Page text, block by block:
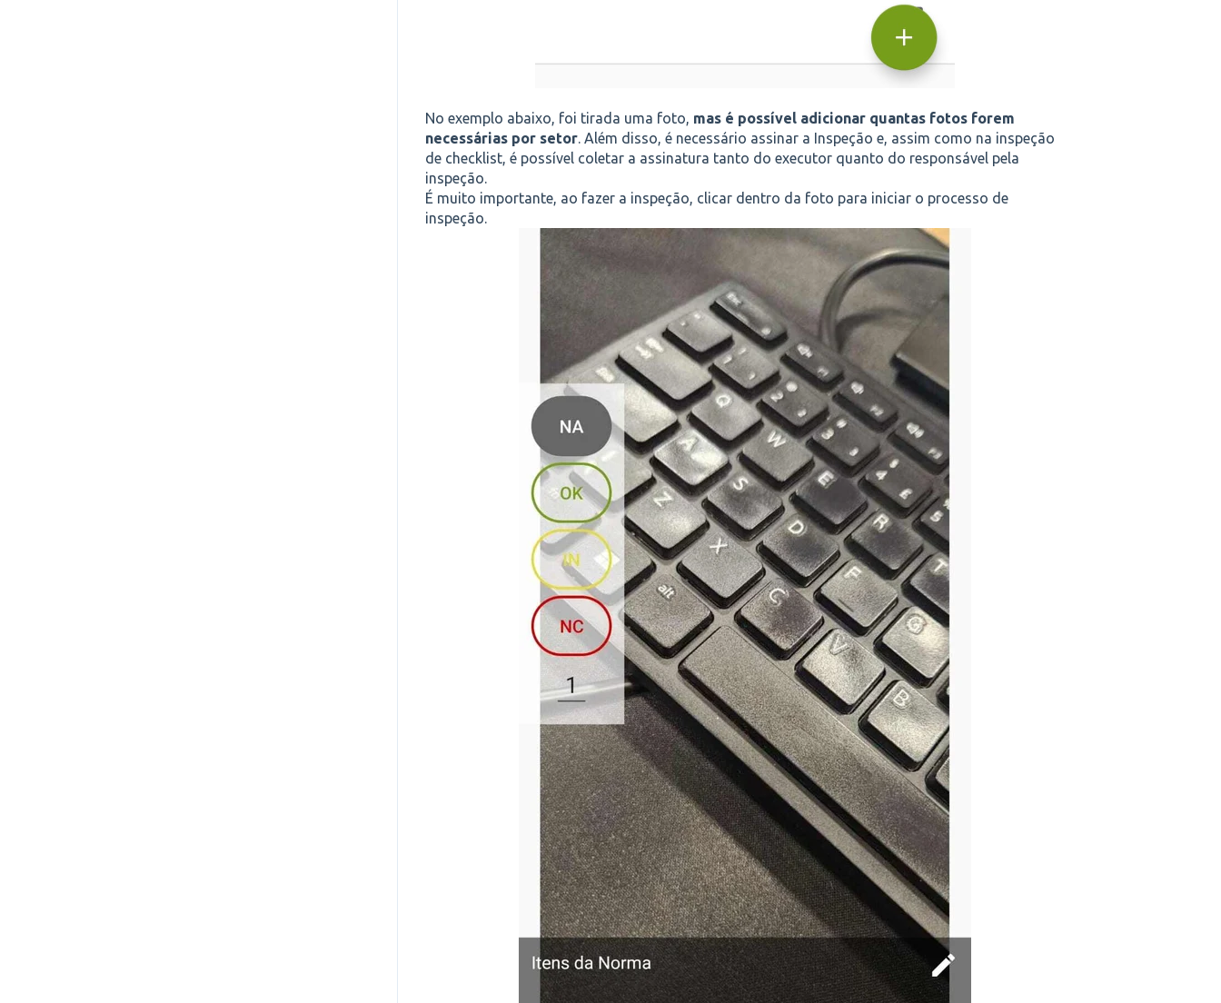
No exemplo abaixo, foi tirada uma foto, mas é possível adicionar quantas fotos forem
necessárias por setor. Além disso, é necessário assinar a Inspeção e, assim como na inspeção
de checklist, é possível coletar a assinatura tanto do executor quanto do responsável pela
inspeção.
É muito importante, ao fazer a inspeção, clicar dentro da foto para iniciar o processo de
inspeção.